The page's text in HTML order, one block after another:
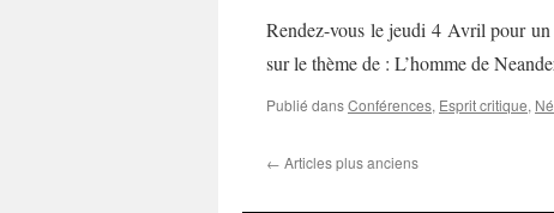
Rendez-vous le jeudi 4 Avril pour un
sur le thème de : L’homme de
Publié dansConférences, Esprit critique,
← Articles plus anciens